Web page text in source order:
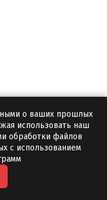
бани
о ваших прошлых
использовать наш
обработки файлов
с использованием